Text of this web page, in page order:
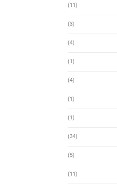
(11)
(3)
(4)
(1)
(4)
(1)
(1)
(34)
(5)
(11)